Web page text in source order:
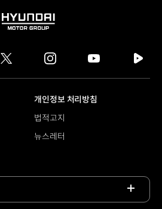
HYUNDAI
GROUP
twitter instagram
tv
개인정보 처리방침
법적고지
뉴스레터